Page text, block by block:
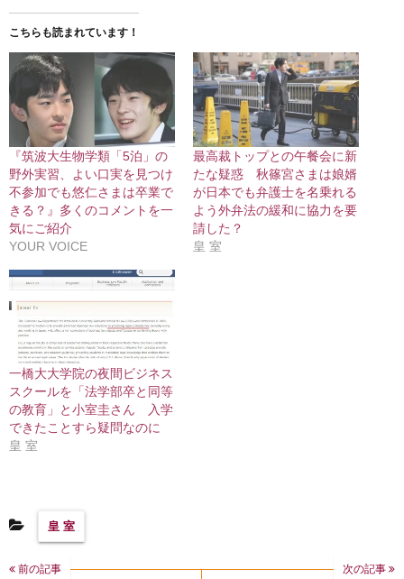
こちらも読まれています！
『筑波大生物学類「5泊」の
野外実習、よい口実を見つけ
不参加でも悠仁さまは卒業で
きる？』多くのコメントを一
気にご紹介
YOUR VOICE
最高裁トップとの午餐会に新
たな疑惑 秋篠宮さまは娘婿
が日本でも弁護士を名乗れる
よう外弁法の緩和に協力を要
請した？
皇 室
一橋大大学院の夜間ビジネス
スクールを「法学部卒と同等
の教育」と小室圭さん 入学
できたことすら疑問なのに
皇 室
皇 室
前の記事 次の記事